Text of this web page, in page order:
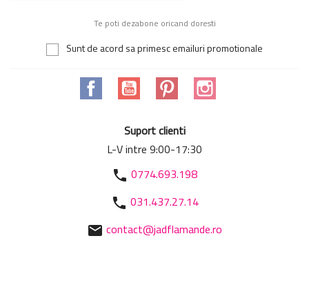
Te poti dezabone oricand doresti
Sunt de acord sa primesc emailuri promotionale
Facebook YouTube Pinterest
Suport clienti
L-V intre 9:00-17:30
phone 0774.693.198
phone 031.437.27.14
mail contact@jadflamande.ro